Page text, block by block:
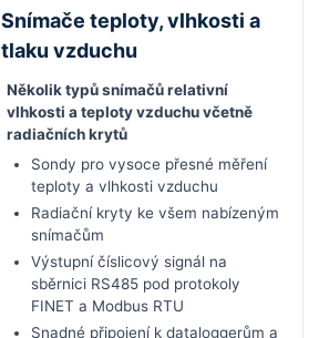
Snímače teploty, vlhkosti a
tlaku vzduchu
Několik typů snímačů relativní
vlhkosti a teploty vzduchu včetně
radiačních krytů
Sondy pro vysoce přesné měření
teploty a vlhkosti vzduchu
Radiační kryty ke všem nabízeným
snímačům
Výstupní číslicový signál na
sběrnici RS485 pod protokoly
FINET a Modbus RTU
Snadné připojení k dataloggerům a